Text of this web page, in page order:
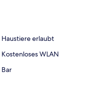
Haustiere erlaubt
Kostenloses WLAN
Bar